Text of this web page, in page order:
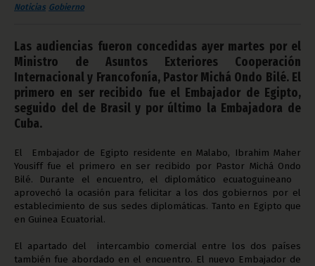
Noticias Gobierno
Las audiencias fueron concedidas ayer martes por el
Ministro de Asuntos Exteriores Cooperación
Internacional y Francofonía, Pastor Michá Ondo Bilé. El
primero en ser recibido fue el Embajador de Egipto,
seguido del de Brasil y por último la Embajadora de
Cuba.
El Embajador de Egipto residente en Malabo, Ibrahim Maher
Yousiff fue el primero en ser recibido por Pastor Michá Ondo
Bilé. Durante el encuentro, el diplomático ecuatoguineano
aprovechó la ocasión para felicitar a los dos gobiernos por el
establecimiento de sus sedes diplomáticas. Tanto en Egipto que
en Guinea Ecuatorial.
El apartado del intercambio comercial entre los dos países
también fue abordado en el encuentro. El nuevo Embajador de